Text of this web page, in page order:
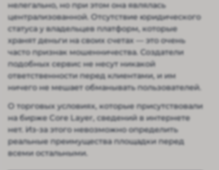
нелегально, но при этом она являлась
централизованной. Отсутствие юридического
статуса у владельцев платформ, которые
хранят деньги на своих счетах — это очень
часто признак мошенничества. Создатели
подобных сервис не несут никакой
ответственности перед клиентами, и им
ничего не мешает обманывать пользователей.
О торговых условиях, которые присутствовали
на бирже Core Layer, сведений в интернете
нет. Из-за этого невозможно определить
реальные преимущества площадки перед
всеми остальными.